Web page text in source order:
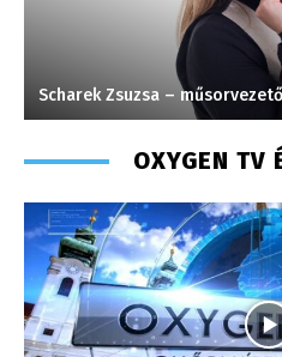
Torma Anikó – irodavezető –
OXYGEN TV